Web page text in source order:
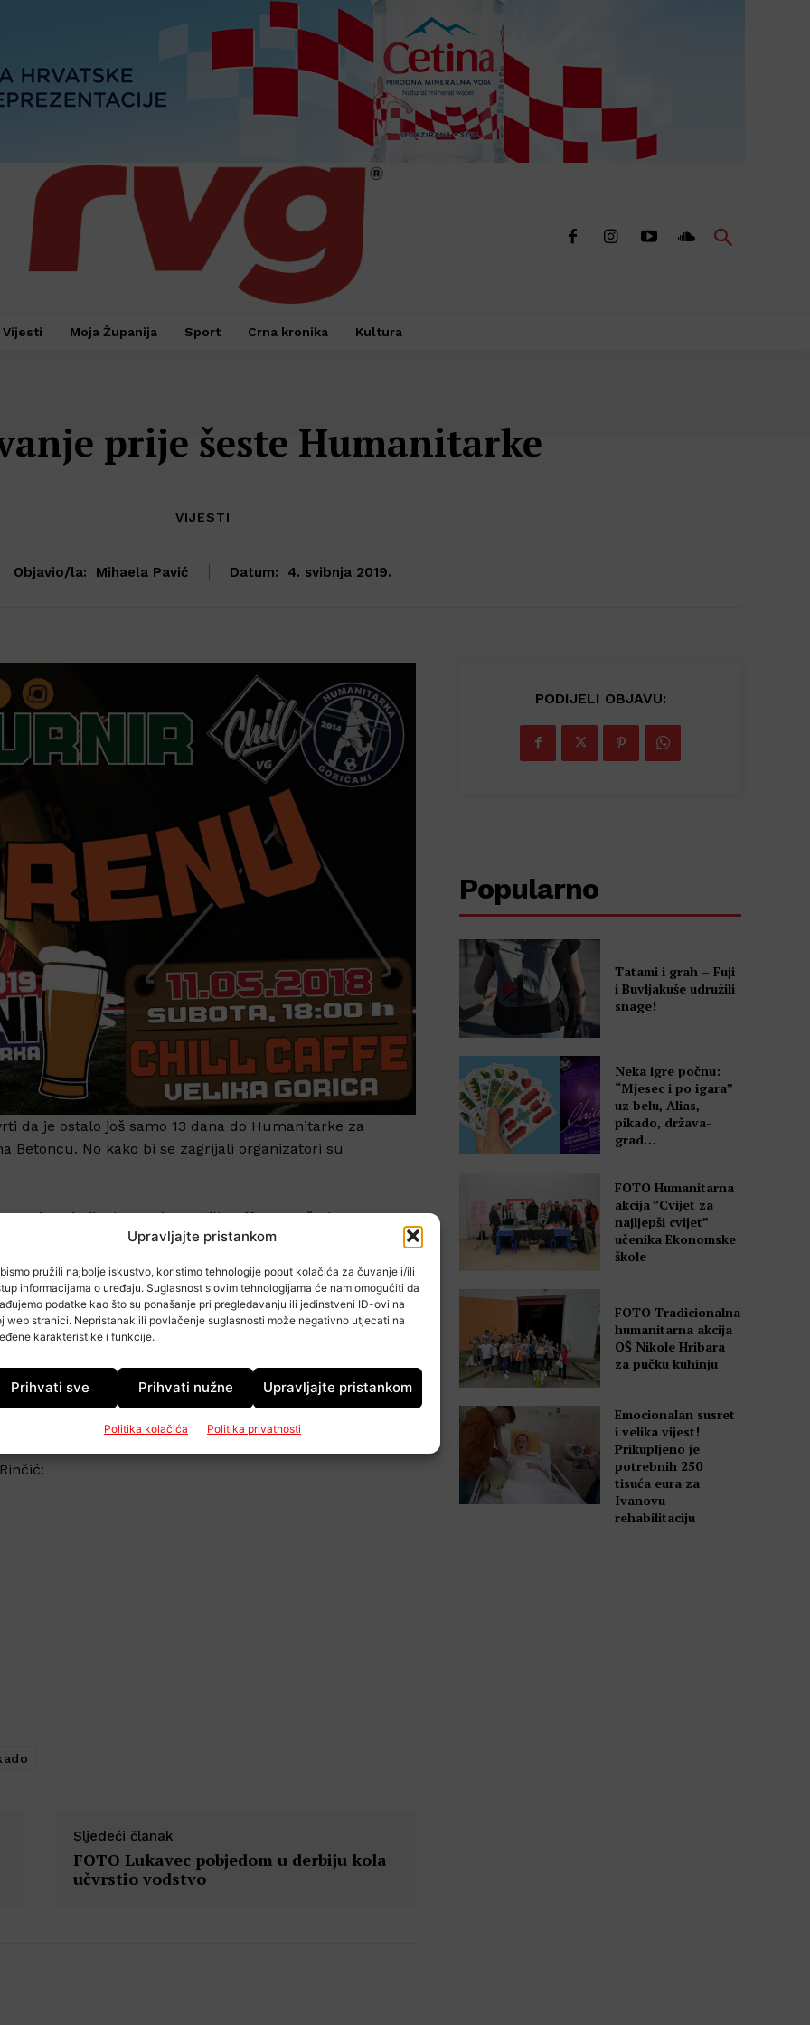
Upravljajte pristankom
pružili najbolje iskustvo, koristimo tehnologije poput kolačića za čuvanje i/ili
informacijama o uređaju. Suglasnost s ovim tehnologijama će nam omogućiti da
podatke kao što su ponašanje pri pregledavanju ili jedinstveni ID-ovi na
web stranici. Nepristanak ili povlačenje suglasnosti može negativno utjecati na
karakteristike i funkcije.
Prihvati sve Prihvati nužne Upravljajte pristankom
Politika kolačića Politika privatnosti
Vijesti Moja Županija Sport Crna kronika Kultura
prije šeste Humanitarke
VIJESTI
Objavio/la: Mihaela Pavić Datum: 4. svibnja 2019.
da je ostalo još samo 13 dana do Humanitarke za
Betoncu. No kako bi se zagrijali organizatori su
pikado turnir u Chill Caffeu s početkom u 18:00
po želji i mogućnosti može dati za Lorenu. Prijaviti
za Humanitarku 2019 po cijeni od 50 kuna te zastavice
VG Sport Caffe, Caffe baru Alkar te Chill Caffeu.
njima nalazi i Futsal Dinamo.
Sljedeći članak
FOTO Lukavec pobjedom u derbiju kola
učvrstio vodstvo
PODIJELI OBJAVU:
Popularno
Tatami i grah – Fuji
i Buvljakuše udružili
snage!
Neka igre počnu:
“Mjesec i po igara”
uz belu, Alias,
pikado, država-
grad…
FOTO Humanitarna
akcija ”Cvijet za
najljepši cvijet”
učenika Ekonomske
škole
FOTO Tradicionalna
humanitarna akcija
OŠ Nikole Hribara
za pučku kuhinju
Emocionalan susret
i velika vijest!
Prikupljeno je
potrebnih 250
tisuća eura za
Ivanovu
rehabilitaciju